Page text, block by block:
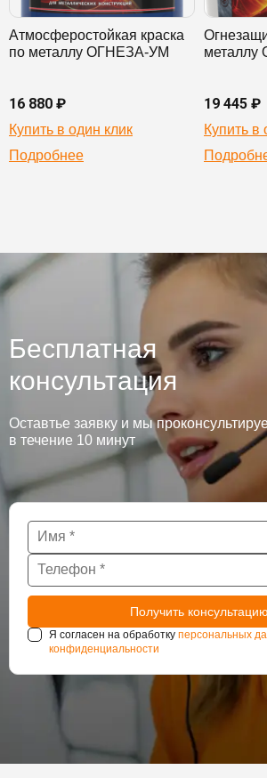
Атмосферостойкая краска
по металлу ОГНЕЗА-УМ
16 880 ₽
Купить в один клик
Подробнее
19 445 ₽
Купить в
Бесплатная
консультация
Оставтье заявку и мы
в течение 10 минут
Я согласен на обработку персональных
конфиденциальности